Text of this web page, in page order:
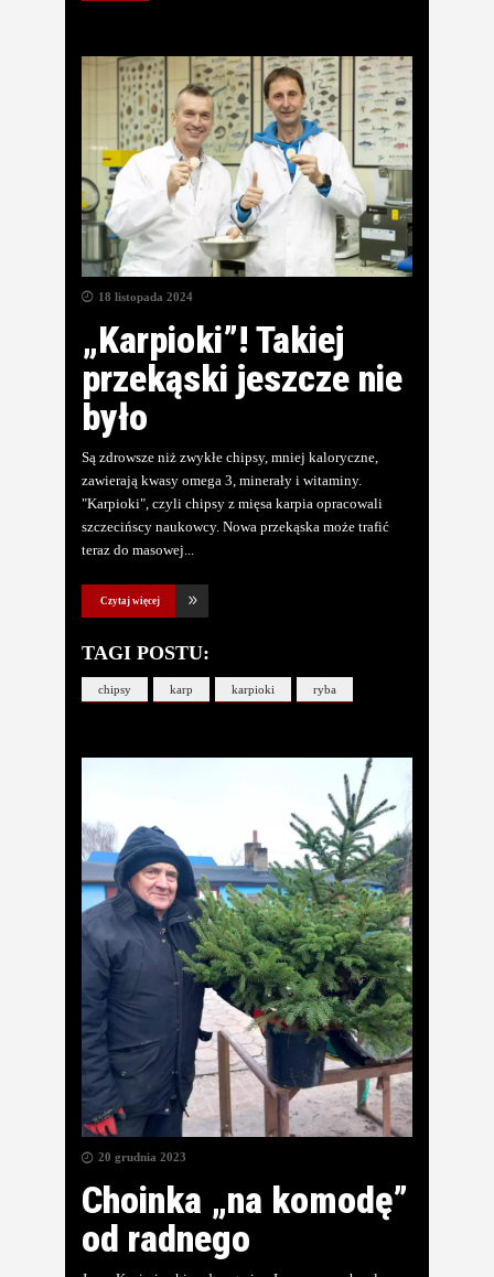
18 listopada 2024
„Karpioki”! Takiej
przekąski jeszcze nie
było
Są zdrowsze niż zwykłe chipsy, mniej kaloryczne,
zawierają kwasy omega 3, minerały i witaminy.
"Karpioki", czyli chipsy z mięsa karpia opracowali
szczecińscy naukowcy. Nowa przekąska może trafić
teraz do masowej
Czytaj więcej
TAGI POSTU:
chipsy karp karpioki ryba
20 grudnia 2023
Choinka „na komodę”
od radnego